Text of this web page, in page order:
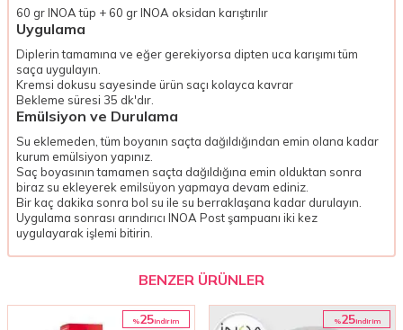
60 gr INOA tüp + 60 gr INOA oksidan karıştırılır
Uygulama
Diplerin tamamına ve eğer gerekiyorsa dipten uca karışımı tüm
saça uygulayın.
Kremsi dokusu sayesinde ürün saçı kolayca kavrar
Bekleme süresi 35 dk'dır.
Emülsiyon ve Durulama
Su eklemeden, tüm boyanın saçta dağıldığından emin olana kadar
kurum emülsiyon yapınız.
Saç boyasının tamamen saçta dağıldığına emin olduktan sonra
biraz su ekleyerek emilsüyon yapmaya devam ediniz.
Bir kaç dakika sonra bol su ile su berraklaşana kadar durulayın.
Uygulama sonrası arındırıcı INOA Post şampuanı iki kez
uygulayarak işlemi bitirin.
BENZER ÜRÜNLER
%25i̇ndirim %25i̇ndirim